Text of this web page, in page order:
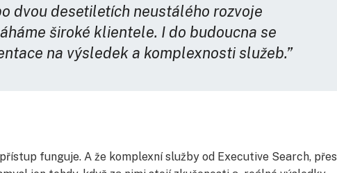
dvou desetiletích neustálého rozvoje
široké klientele. I do budoucna se
na výsledek a komplexnosti služeb.”
funguje. A že komplexní služby od Executive Search, přes